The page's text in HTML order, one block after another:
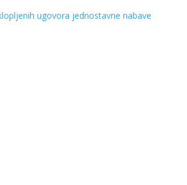
ugovora jednostavne nabave